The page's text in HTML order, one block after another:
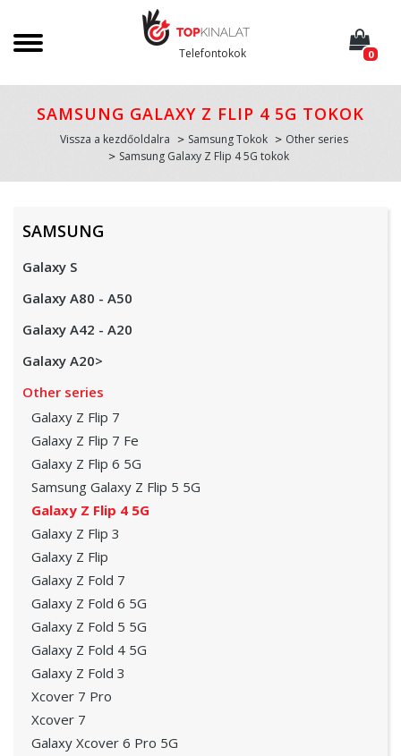
Telefontokok 0
SAMSUNG GALAXY Z FLIP 4 5G TOKOK
Vissza a kezdőoldalra Samsung Tokok
Other series
Samsung Galaxy Z Flip 4 5G tokok
SAMSUNG
Galaxy S
Galaxy A80 - A50
Galaxy A42 - A20
Galaxy A20>
Other series
Galaxy Z Flip 7
Galaxy Z Flip 7 Fe
Galaxy Z Flip 6 5G
Samsung Galaxy Z Flip 5 5G
Galaxy Z Flip 4 5G
Galaxy Z Flip 3
Galaxy Z Flip
Galaxy Z Fold 7
Galaxy Z Fold 6 5G
Galaxy Z Fold 5 5G
Galaxy Z Fold 4 5G
Galaxy Z Fold 3
Xcover 7 Pro
Xcover 7
Galaxy Xcover 6 Pro 5G